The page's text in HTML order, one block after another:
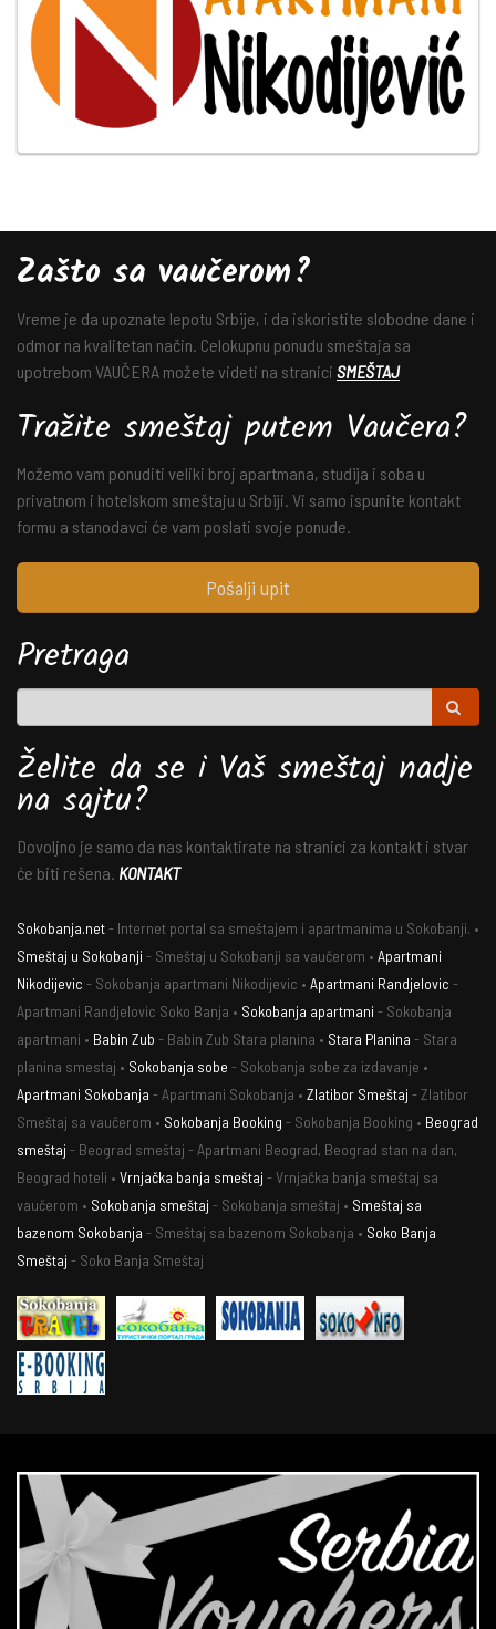
Zašto sa vaučerom?
Vreme je da upoznate lepotu Srbije, i da iskoristite slobodne dane i
odmor na kvalitetan način. Celokupnu ponudu smeštaja sa
upotrebom VAUČERA možete videti na stranici SMEŠTAJ
Tražite smeštaj putem Vaučera?
Možemo vam ponuditi veliki broj apartmana, studija i soba u
privatnom i hotelskom smeštaju u Srbiji. Vi samo ispunite kontakt
formu a stanodavci će vam poslati svoje ponude.
Pošalji upit
Pretraga
Želite da se i Vaš smeštaj nadje
na sajtu?
Dovoljno je samo da nas kontaktirate na stranici za kontakt i stvar
će biti rešena. KONTAKT
Sokobanja.net- Internet portal sa smeštajem i apartmanima u Sokobanji. •
Smeštaj u Sokobanji - Smeštaj u Sokobanji sa vaučerom • Apartmani
Nikodijevic - Sokobanja apartmani Nikodijevic • Apartmani Randjelovic -
Apartmani Randjelovic Soko Banja • Sokobanja apartmani - Sokobanja
apartmani • Babin Zub - Babin Zub Stara planina • Stara Planina - Stara
planina smestaj • Sokobanja sobe - Sokobanja sobe za izdavanje •
Apartmani Sokobanja - Apartmani Sokobanja • Zlatibor Smeštaj - Zlatibor
Smeštaj sa vaučerom • Sokobanja Booking - Sokobanja Booking • Beograd
smeštaj - Beograd smeštaj - Apartmani Beograd, Beograd stan na dan,
Beograd hoteli • Vrnjačka banja smeštaj - Vrnjačka banja smeštaj sa
vaučerom • Sokobanja smeštaj - Sokobanja smeštaj • Smeštaj sa
bazenom Sokobanja - Smeštaj sa bazenom Sokobanja • Soko Banja
Smeštaj - Soko Banja Smeštaj